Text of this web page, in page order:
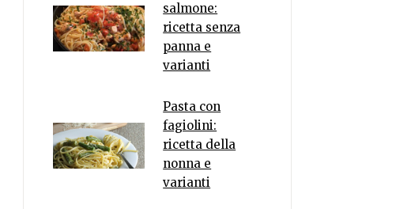
salmone:
ricetta senza
panna e
varianti
Pasta con
fagiolini:
ricetta della
nonna e
varianti